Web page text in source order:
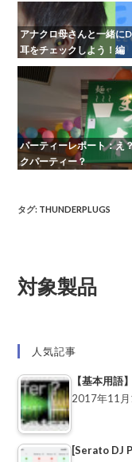
アナクロ母さんと一緒に
耳をチェックしよう！編
パーティーレポート：え
クパーティー？
タグ: THUNDERPLUGS
対象製品
人気記事
【基本用語
2017年11月
[Serato DJ